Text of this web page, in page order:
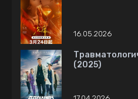
16.05.2026
(2025)